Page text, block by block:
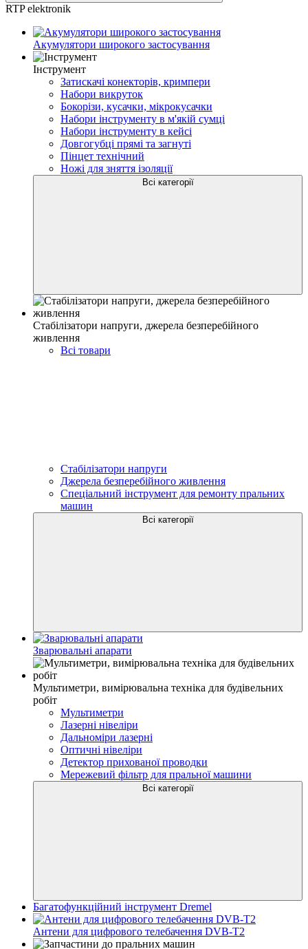
RTP elektronik
Акумулятори широкого застосування
Інструмент
Затискачі конекторів, кримпери
Набори викруток
Бокорізи, кусачки, мікрокусачки
Набори інструменту в м'якій сумці
Набори інструменту в кейсі
Довгогубці прямі та загнуті
Пінцет технічний
Ножі для зняття ізоляції
Всі категорії
Стабілізатори напруги, джерела безперебійного
живлення
Всі товари
Стабілізатори напруги
Джерела безперебійного живлення
Спеціальний інструмент для ремонту пральних
машин
Всі категорії
Зварювальні апарати
Мультиметри, вимірювальна техніка для будівельних
робіт
Мультиметри
Лазерні нівеліри
Дальноміри лазерні
Оптичні нівеліри
Детектор прихованої проводки
Мережевий фільтр для пральної машини
Всі категорії
Багатофункційний інструмент Dremel
Антени для цифрового телебачення DVB-T2